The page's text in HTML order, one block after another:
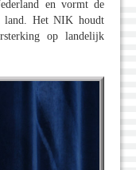
en vormt de
land. Het NIK houdt
op landelijk